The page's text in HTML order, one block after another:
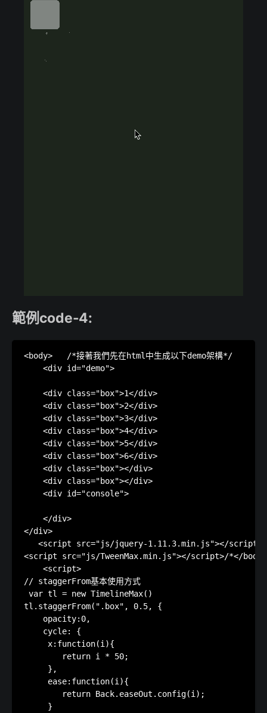
範例code-4:
<body>   /*接著我們先在html中生成以下demo架構*/
    <div id="demo">
    <div class="box">1</div>
    <div class="box">2</div>
    <div class="box">3</div>
    <div class="box">4</div>
    <div class="box">5</div>
    <div class="box">6</div>
    <div class="box"></div>
    <div class="box"></div>
    <div id="console">
    </div>
</div>
<script src="js/jquery-1.11.3.min.js"></
<script src="js/TweenMax.min.js"></script>/*</body>
    <script>
// staggerFrom基本使用方式
var tl = new TimelineMax()
tl.staggerFrom(".box", 0.5, {
    opacity:0,
    cycle: {
     x:function(i){
        return i * 50;
     },
     ease:function(i){
        return Back.easeOut.config(i);
     }